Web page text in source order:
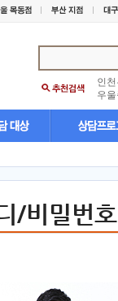
인
우
/비밀번